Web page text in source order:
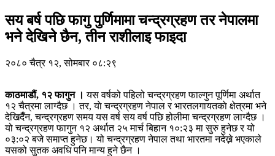
सय बर्ष पछि फागु पुर्णिमामा चन्द्रग्रहण तर नेपालमा
भने देखिने छैन, तीन राशीलाइ फाइदा
२०८० चैत्र १२, सोमबार ०८:२९
काठमाडौं, १२ फागुन । यस वर्षको पहिलो चन्द्रग्रहण फाल्गुन पूर्णिमा अर्थात
१२ चैत्रमा लाग्दैछ । तर, याे चन्द्रग्रहण नेपाल र भारतलगायतकाे क्षेत्रमा भने
देखिदैँन, चन्द्रग्रहण समय यस वर्ष सय वर्ष पछि होलीमा चन्द्रग्रहण लाग्दैछ ।
यो चन्द्रग्रहण फागुन १२ अर्थात २५ मार्च बिहान १०:२३ मा सुरु हुनेछ र यो
०३:०२ बजे समाप्त हुनेछ। यो चन्द्रग्रहण नेपाल तथा भारतमा नदेख्ने भएकाले
यसको सुतक अवधि पनि मान्य हुने छैन ।